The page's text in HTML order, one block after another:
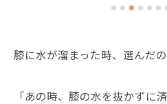
膝に水が溜まった時、選んだの
「あの時、膝の水を抜かずに